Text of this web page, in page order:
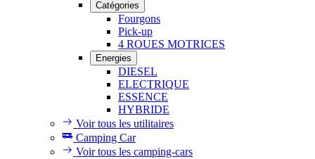
Catégories
Fourgons
Pick-up
4 ROUES MOTRICES
Energies
DIESEL
ELECTRIQUE
ESSENCE
HYBRIDE
Voir tous les utilitaires
Camping Car
Voir tous les camping-cars